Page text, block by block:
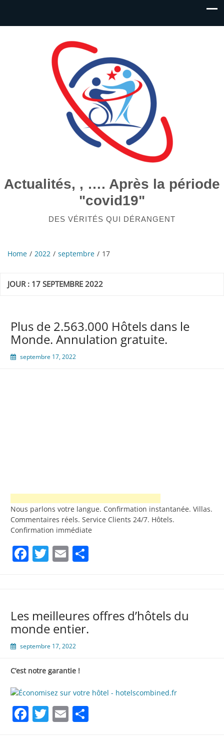
Actualités, , …. Après la période
"covid19"
DES VÉRITÉS QUI DÉRANGENT
Home 2022 septembre 17
JOUR : 17 SEPTEMBRE 2022
Plus de 2.563.000 Hôtels dans le
Monde. Annulation gratuite.
septembre 17, 2022
Nous parlons votre langue. Confirmation instantanée. Villas.
Commentaires réels. Service Clients 24/7. Hôtels.
Confirmation immédiate
Facebook
Twitter
Email
Les meilleures offres d’hôtels du
monde entier.
septembre 17, 2022
C’est notre garantie !
Facebook
Twitter
Email